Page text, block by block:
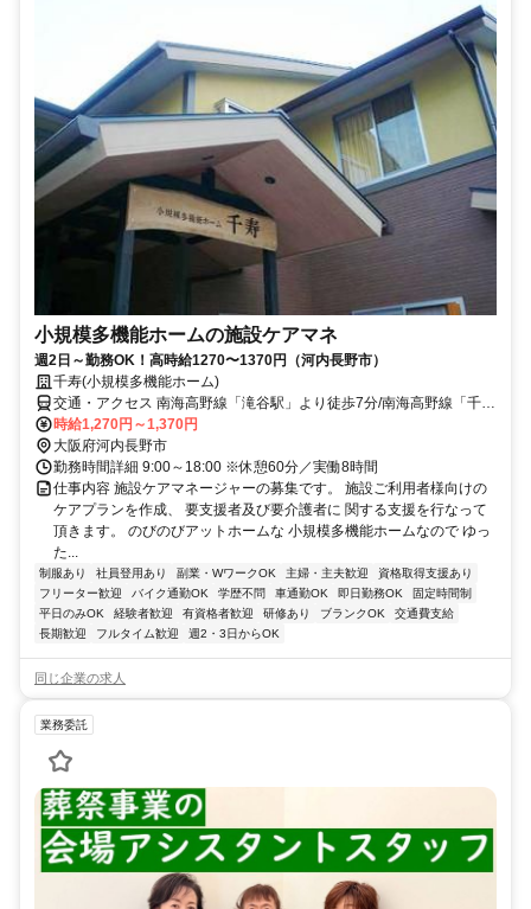
小規模多機能ホームの施設ケアマネ
週2日～勤務OK！高時給1270〜1370円（河内長野市）
千寿(小規模多機能ホーム)
交通・アクセス 南海高野線「滝谷駅」より徒歩7分/南海高野線「千代
田駅」より徒歩12分※車・バイク通勤OK
時給1,270円～1,370円
大阪府河内長野市
勤務時間詳細 9:00～18:00 ※休憩60分／実働8時間
仕事内容 施設ケアマネージャーの募集です。 施設ご利用者様向けの
ケアプランを作成、 要支援者及び要介護者に 関する支援を行なって
頂きます。 のびのびアットホームな 小規模多機能ホームなので ゆっ
た...
制服あり 社員登用あり 副業・WワークOK 主婦・主夫歓迎
資格取得支援あり
フリーター歓迎
バイク通勤OK 学歴不問 車通勤OK 即日勤務OK
固定時間制
平日のみOK
経験者歓迎 有資格者歓迎 研修あり ブランクOK
交通費支給
長期歓迎
フルタイム歓迎 週2・3日からOK
同じ企業の求人
業務委託